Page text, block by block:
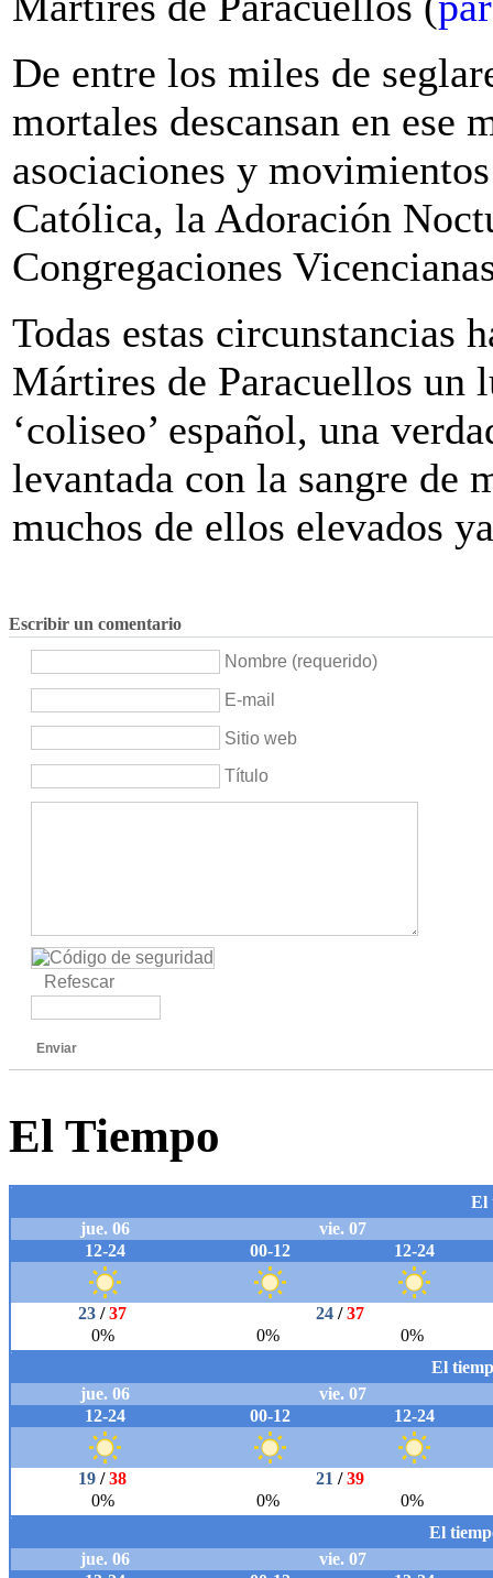
De entre los miles de
mortales descansan en ese
asociaciones y
Católica, la Adoración
Congregaciones
Todas estas circunstancias
Mártires de Paracuellos un
‘coliseo’ español, una
levantada con la sangre de
muchos de ellos elevados
Escribir un comentario
Nombre (requerido)
E-mail
Sitio web
Título
Refescar
Enviar
El Tiempo